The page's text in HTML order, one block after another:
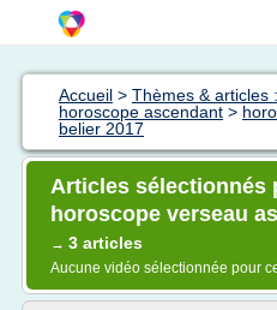
Accueil > Thèmes & articles
horoscope ascendant >
belier 2017
Articles sélectionnés
horoscope verseau
→ 3 articles
Aucune vidéo sélectionnée pour